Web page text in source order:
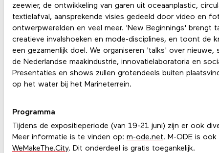
zeewier, de ontwikkeling van garen uit oceaanplastic,
textielafval, aansprekende visies gedeeld door video en
ontwerpwerelden en veel meer. 'New Beginnings' brengt
creatieve invalshoeken en mode-disciplines, en toont de
een gezamenlijk doel. We organiseren 'talks' over
de Nederlandse maakindustrie, innovatielaboratoria en
Presentaties en shows zullen grotendeels buiten
op het water bij het Marineterrein.
Programma
Tijdens de expositieperiode (van 19-21 juni) zijn er ook
Meer informatie is te vinden op: m-ode.net. M-ODE is
WeMakeThe.City. Dit onderdeel is gratis toegankelijk.